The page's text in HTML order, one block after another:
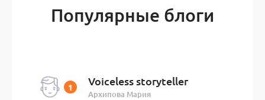
Популярные блоги
Voiceless storyteller
Архипова Мария